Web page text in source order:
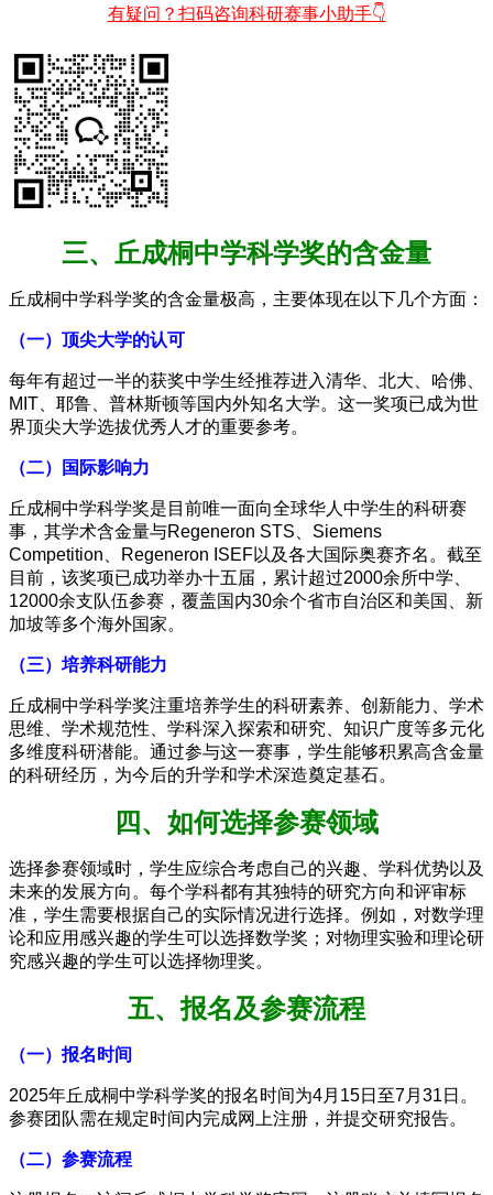
有疑问？扫码咨询科研赛事小助手👇
三、丘成桐中学科学奖的含金量
丘成桐中学科学奖的含金量极高，主要体现在以下几个方面：
（一）顶尖大学的认可
每年有超过一半的获奖中学生经推荐进入清华、北大、哈佛、
MIT、耶鲁、普林斯顿等国内外知名大学。这一奖项已成为世
界顶尖大学选拔优秀人才的重要参考。
（二）国际影响力
丘成桐中学科学奖是目前唯一面向全球华人中学生的科研赛
事，其学术含金量与Regeneron STS、Siemens
Competition、Regeneron ISEF以及各大国际奥赛齐名。截至
目前，该奖项已成功举办十五届，累计超过2000余所中学、
12000余支队伍参赛，覆盖国内30余个省市自治区和美国、新
加坡等多个海外国家。
（三）培养科研能力
丘成桐中学科学奖注重培养学生的科研素养、创新能力、学术
思维、学术规范性、学科深入探索和研究、知识广度等多元化
多维度科研潜能。通过参与这一赛事，学生能够积累高含金量
的科研经历，为今后的升学和学术深造奠定基石。
四、如何选择参赛领域
选择参赛领域时，学生应综合考虑自己的兴趣、学科优势以及
未来的发展方向。每个学科都有其独特的研究方向和评审标
准，学生需要根据自己的实际情况进行选择。例如，对数学理
论和应用感兴趣的学生可以选择数学奖；对物理实验和理论研
究感兴趣的学生可以选择物理奖。
五、报名及参赛流程
（一）报名时间
2025年丘成桐中学科学奖的报名时间为4月15日至7月31日。
参赛团队需在规定时间内完成网上注册，并提交研究报告。
（二）参赛流程